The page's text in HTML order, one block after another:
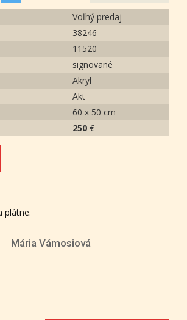
Voľný predaj
38246
11520
signované
Akryl
Akt
60 x 50 cm
250 €
plátne.
Mária Vámosiová